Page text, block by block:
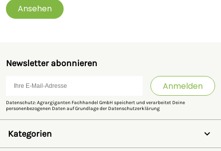
Ansehen
Newsletter abonnieren
Anmelden
Datenschutz: Agrargiganten Fachhandel GmbH speichert und verarbeitet Deine
personenbezogenen Daten auf Grundlage der Datenschutzerklärung
Kategorien